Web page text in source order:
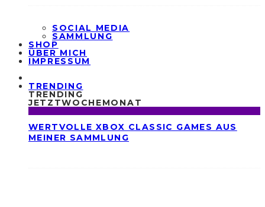
SOCIAL MEDIA
SAMMLUNG
SHOP
ÜBER MICH
IMPRESSUM
TRENDING
TRENDING
JETZTWOCHEMONAT
WERTVOLLE XBOX CLASSIC GAMES AUS
MEINER SAMMLUNG